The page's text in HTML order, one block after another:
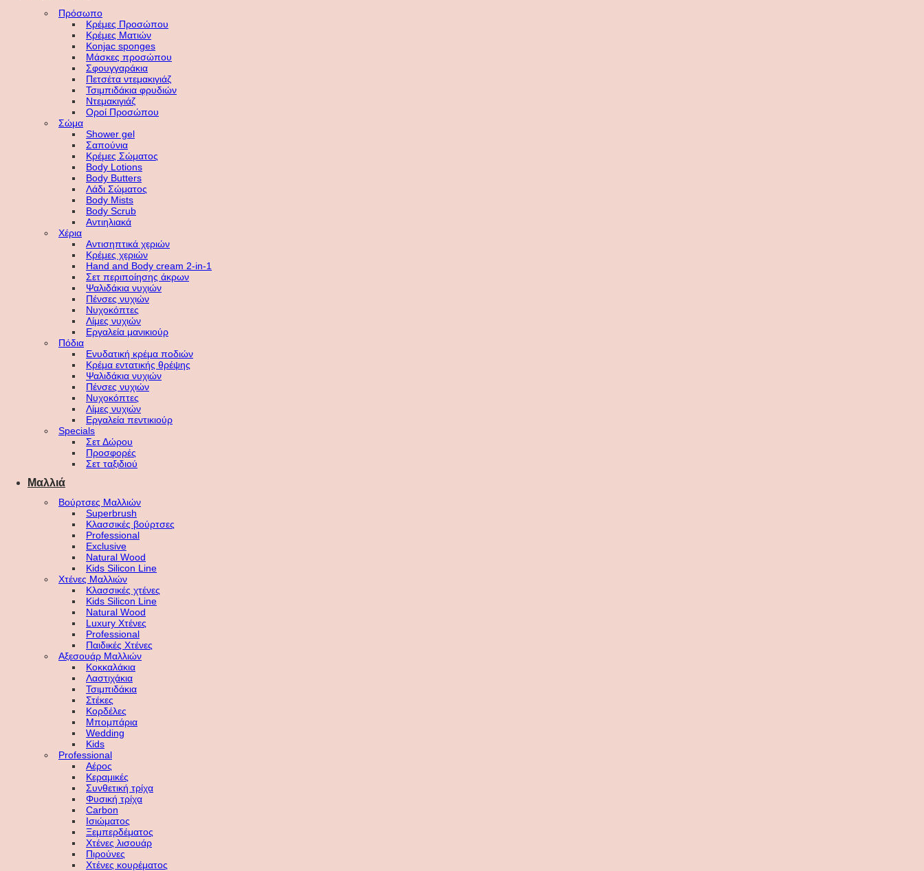
Πρόσωπο
Κρέμες Προσώπου
Κρέμες Ματιών
Konjac sponges
Μάσκες προσώπου
Σφουγγαράκια
Πετσέτα ντεμακιγιάζ
Τσιμπιδάκια φρυδιών
Ντεμακιγιάζ
Οροί Προσώπου
Σώμα
Shower gel
Σαπούνια
Κρέμες Σώματος
Body Lotions
Body Butters
Λάδι Σώματος
Body Mists
Body Scrub
Αντιηλιακά
Χέρια
Αντισηπτικά χεριών
Κρέμες χεριών
Hand and Body cream 2-in-1
Σετ περιποίησης άκρων
Ψαλιδάκια νυχιών
Πένσες νυχιών
Νυχοκόπτες
Λίμες νυχιών
Εργαλεία μανικιούρ
Πόδια
Ενυδατική κρέμα ποδιών
Κρέμα εντατικής θρέψης
Ψαλιδάκια νυχιών
Πένσες νυχιών
Νυχοκόπτες
Λίμες νυχιών
Εργαλεία πεντικιούρ
Specials
Σετ Δώρου
Προσφορές
Σετ ταξιδιού
Μαλλιά
Βούρτσες Μαλλιών
Superbrush
Κλασσικές βούρτσες
Professional
Exclusive
Natural Wood
Kids Silicon Line
Χτένες Μαλλιών
Κλασσικές χτένες
Kids Silicon Line
Natural Wood
Luxury Χτένες
Professional
Παιδικές Χτένες
Αξεσουάρ Μαλλιών
Κοκκαλάκια
Λαστιχάκια
Τσιμπιδάκια
Στέκες
Κορδέλες
Μπομπάρια
Wedding
Kids
Professional
Αέρος
Κεραμικές
Συνθετική τρίχα
Φυσική τρίχα
Carbon
Ισιώματος
Ξεμπερδέματος
Χτένες λισουάρ
Πιρούνες
Χτένες κουρέματος